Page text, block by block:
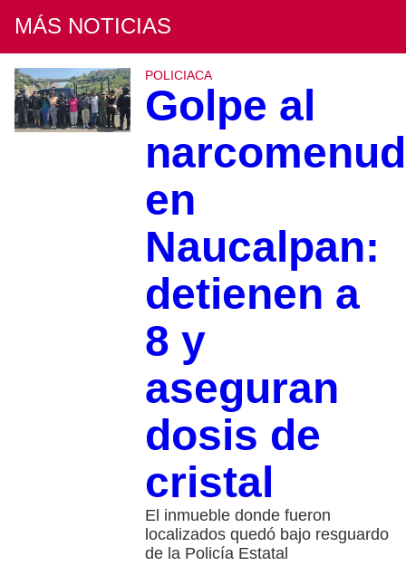
MÁS NOTICIAS
POLICIACA
Golpe al
en
Naucalpan:
detienen a
8 y
aseguran
dosis de
cristal
El inmueble donde fueron
localizados quedó bajo resguardo
de la Policía Estatal